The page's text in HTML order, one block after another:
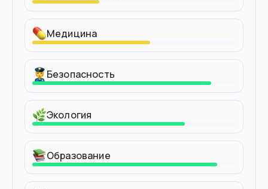
Медицина
Безопасность
Экология
Образование